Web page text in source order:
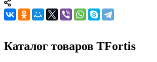
Каталог товаров TFortis